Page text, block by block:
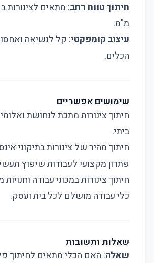
חיתוך טווח רחב
מ"מ.
עיצוב קומפקטי: קל לנשיאה
הכלים.
שימושים אפשריים
חיתוך צינורות מתכת לנחושת
ביתי.
חיתוך מהיר של צינורות בתיקוני
פתרון מקצועי לעבודות שיפוץ
חיתוך צינורות במכוני עבודה
כלי עבודה מושלם לכל בית ועסק.
שאלות ותשובות
שאלה: האם הכלי מתאים לחיתוך